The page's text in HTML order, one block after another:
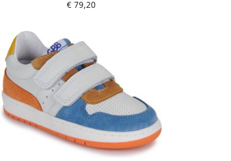
€ 79,20